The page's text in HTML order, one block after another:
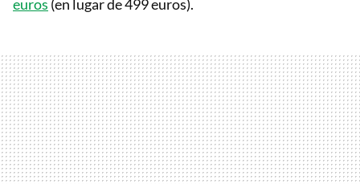
euros (en lugar de 499 euros).